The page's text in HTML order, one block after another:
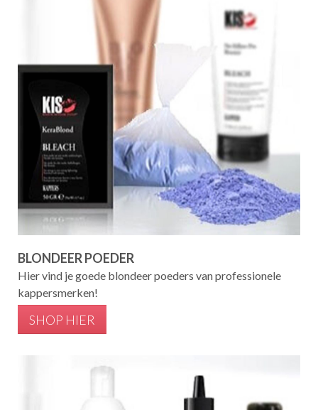
BLONDEER POEDER
Hier vind je goede blondeer poeders van professionele
kappersmerken!
SHOP HIER